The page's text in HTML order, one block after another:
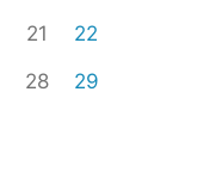
豊明市
21
22
28
29